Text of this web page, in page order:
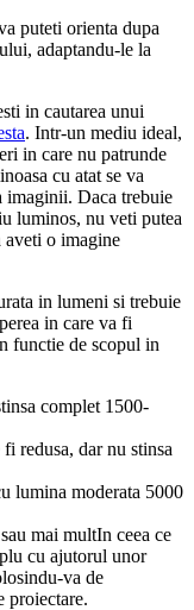
puteti orienta dupa
adaptandu-le la
in cautarea unui
. Intr-un mediu ideal,
in care nu patrunde
cu atat se va
imaginii. Daca trebuie
luminos, nu veti putea
aveti o imagine
in lumeni si trebuie
in care va fi
functie de scopul in
complet 1500-
redusa, dar nu stinsa
lumina moderata 5000
mai multIn ceea ce
cu ajutorul unor
va de
proiectare.